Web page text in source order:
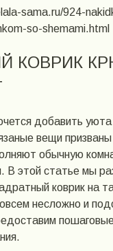
sama.ru/924-
so-shemami.html
КОВРИК
добавить
вещи
обычную
В этой статье мы
коврик на
несложно и
пошаговые